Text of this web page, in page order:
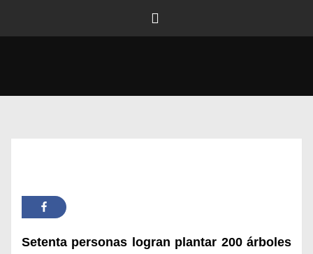
Setenta personas logran plantar 200 árboles